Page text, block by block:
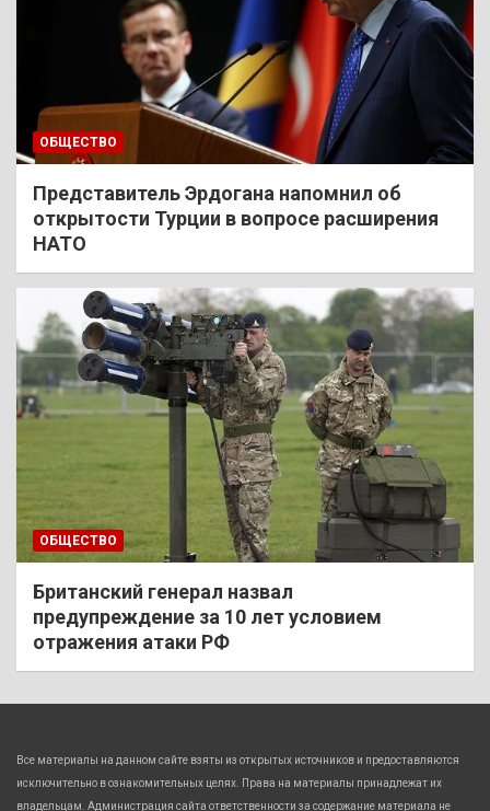
ОБЩЕСТВО
Представитель Эрдогана напомнил об
открытости Турции в вопросе расширения
НАТО
ОБЩЕСТВО
Британский генерал назвал
предупреждение за 10 лет условием
отражения атаки РФ
Все материалы на данном сайте взяты из открытых источников и предоставляются
исключительно в ознакомительных целях. Права на материалы принадлежат их
владельцам. Администрация сайта ответственности за содержание материала не